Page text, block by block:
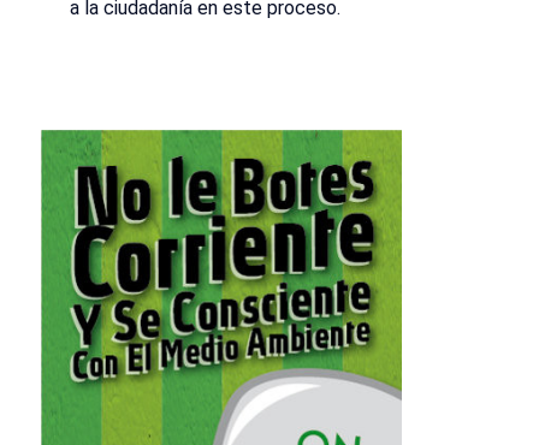
a la ciudadanía en este proceso.